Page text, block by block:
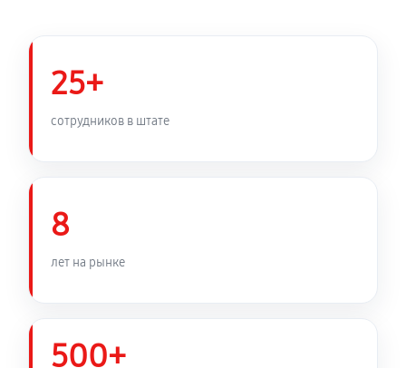
25+
сотрудников в штате
8
лет на рынке
500+